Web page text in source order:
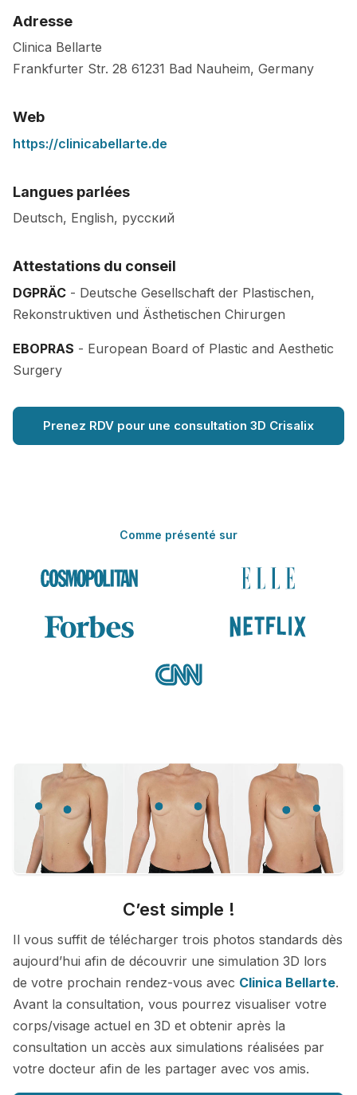
Adresse
Clinica Bellarte
Frankfurter Str. 28 61231 Bad Nauheim, Germany
Web
https://clinicabellarte.de
Langues parlées
Deutsch, English, русский
Attestations du conseil
DGPRÄC - Deutsche Gesellschaft der Plastischen,
Rekonstruktiven und Ästhetischen Chirurgen
EBOPRAS - European Board of Plastic and Aesthetic
Surgery
Prenez RDV pour une consultation 3D Crisalix
Comme présenté sur
C’est simple !
Il vous suffit de télécharger trois photos standards dès
aujourd’hui afin de découvrir une simulation 3D lors
de votre prochain rendez-vous avec Clinica Bellarte.
Avant la consultation, vous pourrez visualiser votre
corps/visage actuel en 3D et obtenir après la
consultation un accès aux simulations réalisées par
votre docteur afin de les partager avec vos amis.